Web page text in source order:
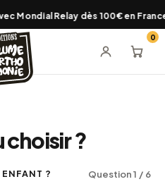
Mondial Relay dès 100€ en
0
choisir ?
? Question1 / 6